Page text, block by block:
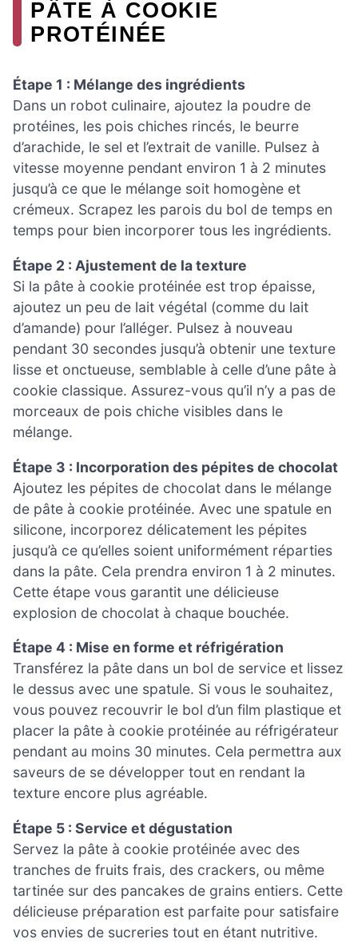
PÂTE À COOKIE
PROTÉINÉE
Étape 1 : Mélange des ingrédients
Dans un robot culinaire, ajoutez la poudre de
protéines, les pois chiches rincés, le beurre
d’arachide, le sel et l’extrait de vanille. Pulsez à
vitesse moyenne pendant environ 1 à 2 minutes
jusqu’à ce que le mélange soit homogène et
crémeux. Scrapez les parois du bol de temps en
temps pour bien incorporer tous les ingrédients.
Étape 2 : Ajustement de la texture
Si la pâte à cookie protéinée est trop épaisse,
ajoutez un peu de lait végétal (comme du lait
d’amande) pour l’alléger. Pulsez à nouveau
pendant 30 secondes jusqu’à obtenir une texture
lisse et onctueuse, semblable à celle d’une pâte à
cookie classique. Assurez-vous qu’il n’y a pas de
morceaux de pois chiche visibles dans le
mélange.
Étape 3 : Incorporation des pépites de chocolat
Ajoutez les pépites de chocolat dans le mélange
de pâte à cookie protéinée. Avec une spatule en
silicone, incorporez délicatement les pépites
jusqu’à ce qu’elles soient uniformément réparties
dans la pâte. Cela prendra environ 1 à 2 minutes.
Cette étape vous garantit une délicieuse
explosion de chocolat à chaque bouchée.
Étape 4 : Mise en forme et réfrigération
Transférez la pâte dans un bol de service et lissez
le dessus avec une spatule. Si vous le souhaitez,
vous pouvez recouvrir le bol d’un film plastique et
placer la pâte à cookie protéinée au réfrigérateur
pendant au moins 30 minutes. Cela permettra aux
saveurs de se développer tout en rendant la
texture encore plus agréable.
Étape 5 : Service et dégustation
Servez la pâte à cookie protéinée avec des
tranches de fruits frais, des crackers, ou même
tartinée sur des pancakes de grains entiers. Cette
délicieuse préparation est parfaite pour satisfaire
vos envies de sucreries tout en étant nutritive.